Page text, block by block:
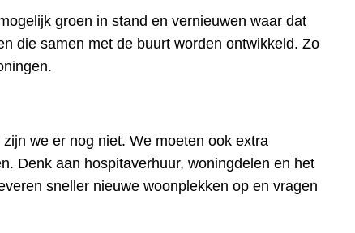
groen in stand en vernieuwen waar dat
die samen met de buurt worden ontwikkeld. Zo
we er nog niet. We moeten ook extra
Denk aan hospitaverhuur, woningdelen en het
sneller nieuwe woonplekken op en vragen